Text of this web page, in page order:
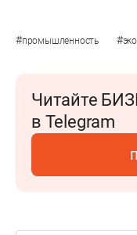
#промышленность #
Читайте
в Telegram